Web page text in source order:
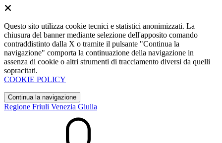
Questo sito utilizza cookie tecnici e statistici anonimizzati. La
chiusura del banner mediante selezione dell'apposito comando
contraddistinto dalla X o tramite il pulsante "Continua la
navigazione" comporta la continuazione della navigazione in
assenza di cookie o altri strumenti di tracciamento diversi da quelli
sopracitati.
COOKIE POLICY
Continua la navigazione
Regione Friuli Venezia Giulia